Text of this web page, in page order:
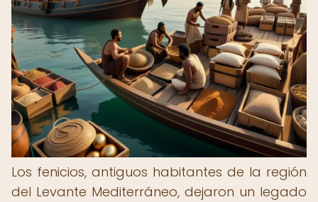
Los fenicios, antiguos habitantes de la región
del Levante Mediterráneo, dejaron un legado